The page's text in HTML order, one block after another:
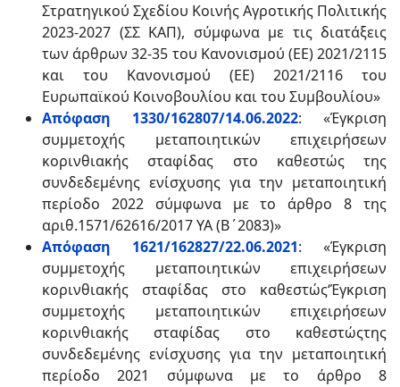
Στρατηγικού Σχεδίου Κοινής Αγροτικής Πολιτικής
2023-2027 (ΣΣ ΚΑΠ), σύμφωνα με τις διατάξεις
των άρθρων 32-35 του Κανονισμού (ΕΕ) 2021/2115
και του Κανονισμού (ΕΕ) 2021/2116 του
Ευρωπαϊκού Κοινοβουλίου και του Συμβουλίου»
Απόφαση 1330/162807/14.06.2022: «Έγκριση
συμμετοχής μεταποιητικών επιχειρήσεων
κορινθιακής σταφίδας στο καθεστώς της
συνδεδεμένης ενίσχυσης για την μεταποιητική
περίοδο 2022 σύμφωνα με το άρθρο 8 της
αριθ.1571/62616/2017 ΥΑ (Β΄2083)»
Απόφαση 1621/162827/22.06.2021: «Έγκριση
συμμετοχής μεταποιητικών επιχειρήσεων
κορινθιακής σταφίδας στο καθεστώς‘Έγκριση
συμμετοχής μεταποιητικών επιχειρήσεων
κορινθιακής σταφίδας στο καθεστώςτης
συνδεδεμένης ενίσχυσης για την μεταποιητική
περίοδο 2021 σύμφωνα με το άρθρο 8